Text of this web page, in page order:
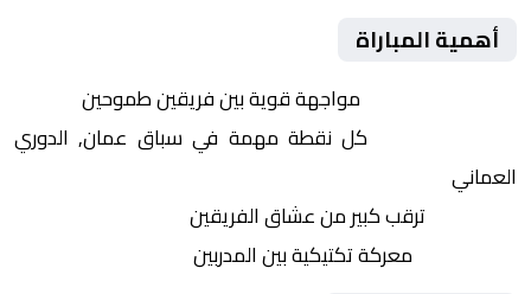
أهمية المباراة
مواجهة قوية بين فريقين طموحين
كل نقطة مهمة في سباق عمان, الدوري
العماني
ترقب كبير من عشاق الفريقين
معركة تكتيكية بين المدربين